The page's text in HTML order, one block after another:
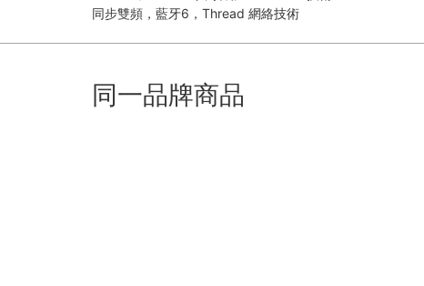
同步雙頻，藍牙6，Thread 網絡技術
同一品牌商品